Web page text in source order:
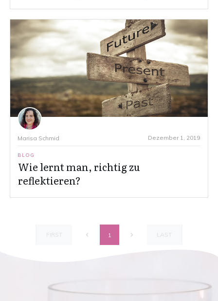
Marisa Schmid Dezember 1, 2019
BLOG
Wie lernt man, richtig zu
reflektieren?
FIRST 1 LAST